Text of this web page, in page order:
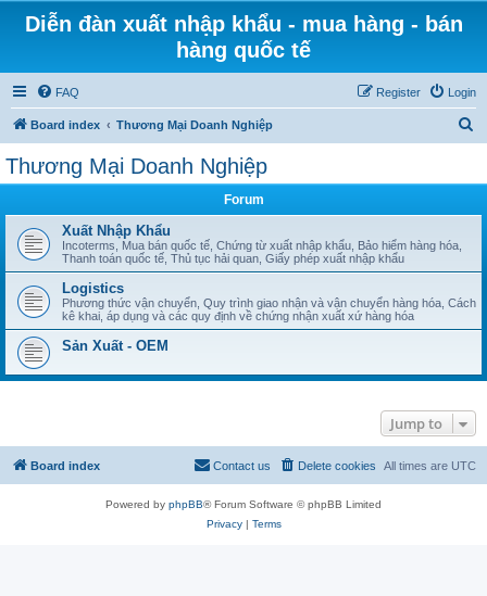
Diễn đàn xuất nhập khẩu - mua hàng - bán
hàng quốc tế
FAQ Login
Register
Board index Thương Mại Doanh Nghiệp
Thương Mại Doanh Nghiệp
Forum
Xuất Nhập Khẩu
Incoterms, Mua bán quốc tế, Chứng từ xuất nhập khẩu, Bảo hiểm hàng hóa,
Thanh toán quốc tế, Thủ tục hải quan, Giấy phép xuất nhập khẩu
Logistics
Phương thức vận chuyển, Quy trình giao nhận và vận chuyển hàng hóa, Cách
kê khai, áp dụng và các quy định về chứng nhận xuất xứ hàng hóa
Sản Xuất - OEM
Jump to
Board index All times are UTC
Delete cookies
Contact us
Powered by phpBB® Forum Software © phpBB Limited
Privacy| Terms